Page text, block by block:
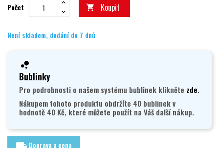
Počet  Koupit
Není skladem, dodání do 7 dnů
Bublinky
Pro podrobnosti o našem systému bublinek klikněte zde.
Nákupem tohoto produktu obdržíte 40 bublinek v
hodnotě 40 Kč, které můžete použít na Váš další nákup.
Doprava a cena